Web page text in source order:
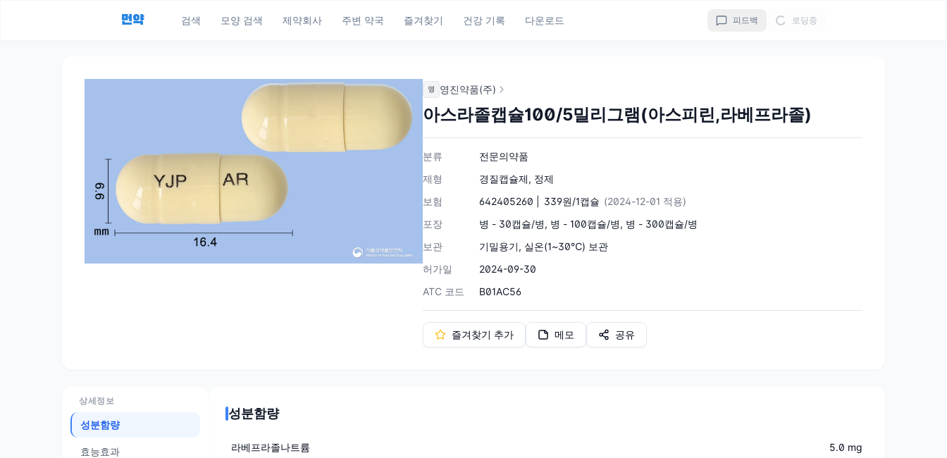
먼약 검색 모양 검색 제약회사 주변 약국 즐겨찾기 건강 기록 다운로드 피드백 로딩중
영 영진약품(주)
아스라졸캡슐100/5밀리그램(아스피린,라베프라졸)
분류
전문의약품
제형
경질캡슐제, 정제
보험
642405260 | 339원/1캡슐 (2024-12-01 적용)
포장
병 - 30캡슐/병, 병 - 100캡슐/병, 병 - 300캡슐/병
보관
기밀용기, 실온(1~30℃) 보관
허가일
2024-09-30
ATC 코드
B01AC56
즐겨찾기 추가 메모 공유
상세정보
성분함량
효능효과
성분함량
라베프라졸나트륨 5.0 mg